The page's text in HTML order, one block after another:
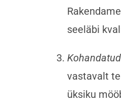
seeläbi
vastavalt
üksiku